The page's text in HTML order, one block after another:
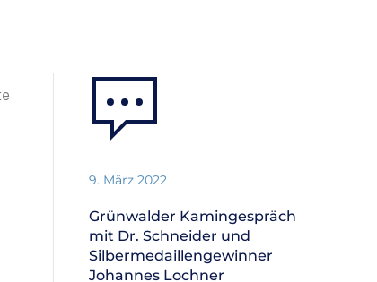
9. März 2022
Grünwalder Kamingespräch
mit Dr. Schneider und
Silbermedaillengewinner
Johannes Lochner